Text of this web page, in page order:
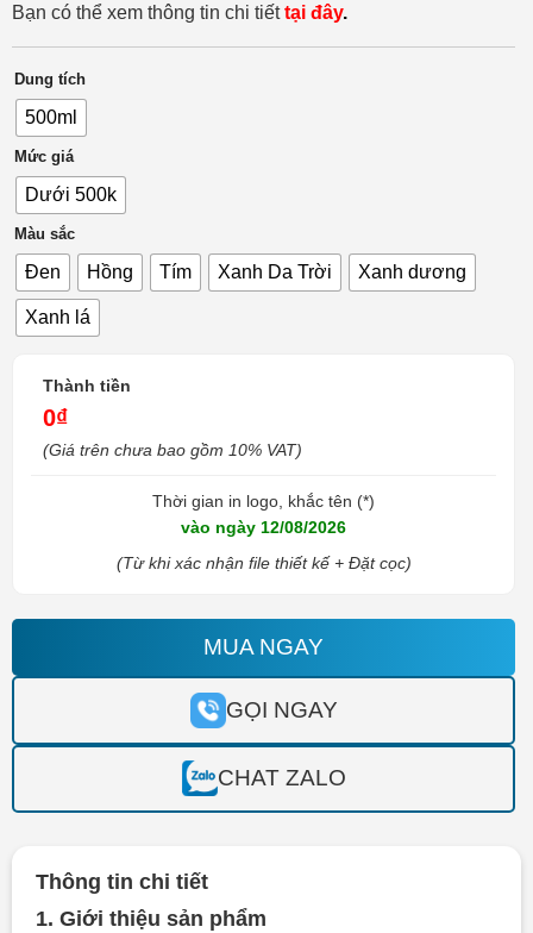
Bạn có thể xem thông tin chi tiếttại đây.
Dung tích
500ml
Mức giá
Dưới 500k
Màu sắc
Đen Hồng Tím Xanh Da Trời Xanh dương
Xanh lá
Thời gian in logo, khắc tên (*)
vào ngày 12/08/2026
(Từ khi xác nhận file thiết kế + Đặt cọc)
Thành tiền
0₫
(Giá trên chưa bao gồm 10% VAT)
MUA NGAY
GỌI NGAY
CHAT ZALO
Thông tin chi tiết
1. Giới thiệu sản phẩm